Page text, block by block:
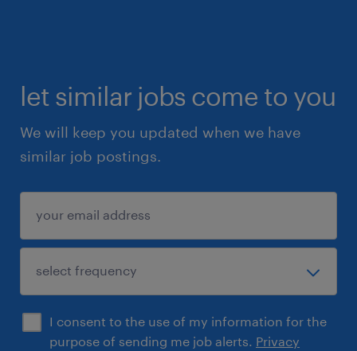
let similar jobs come to you
We will keep you updated when we have
similar job postings.
I consent to the use of my information for the
purpose of sending me job alerts. Privacy